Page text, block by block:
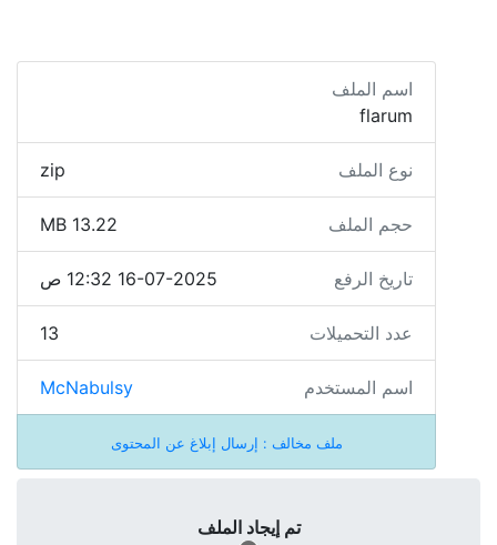
اسم الملف
flarum
نوع الملف zip
حجم الملف 13.22 MB
تاريخ الرفع 16-07-2025 12:32 ص
عدد التحميلات 13
اسم المستخدم McNabulsy
ملف مخالف : إرسال إبلاغ عن المحتوى
تم إيجاد الملف